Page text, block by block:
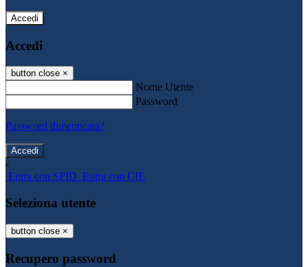
Accedi
Accedi
button close ×
Nome Utente
Password
Password dimenticata?
-
Entra con SPID Entra con CIE
Seleziona utente
button close ×
Recupero password